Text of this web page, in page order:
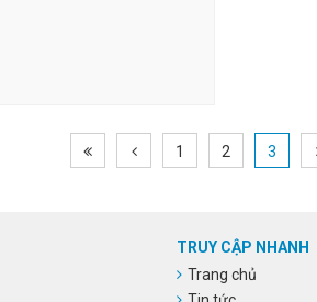
1 2 3
TRUY CẬP NHANH
Trang chủ